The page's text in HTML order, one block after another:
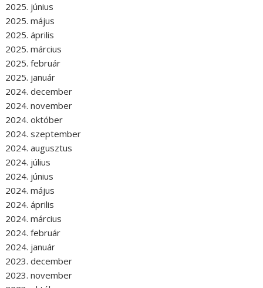
2025. június
2025. május
2025. április
2025. március
2025. február
2025. január
2024. december
2024. november
2024. október
2024. szeptember
2024. augusztus
2024. július
2024. június
2024. május
2024. április
2024. március
2024. február
2024. január
2023. december
2023. november